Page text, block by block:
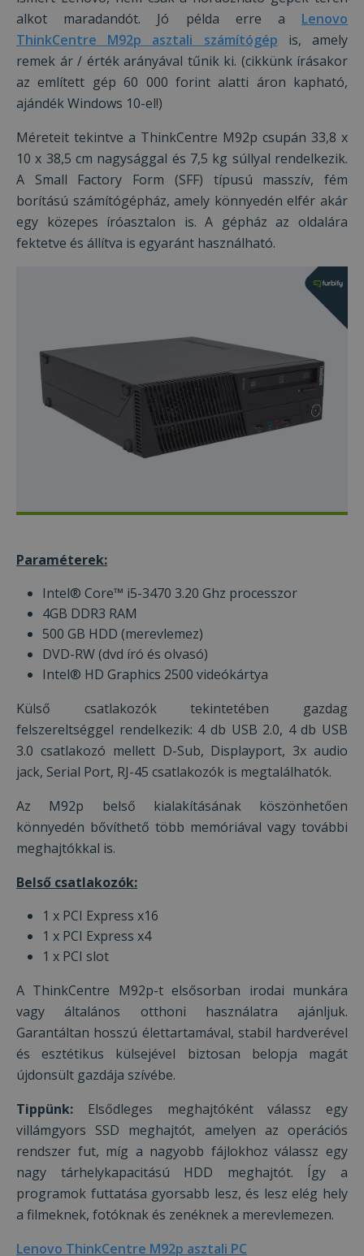
alkot maradandót. Jó példa erre a Lenovo
ThinkCentre M92p asztali számítógép is, amely
remek ár / érték arányával tűnik ki. (cikkünk írásakor
az említett gép 60 000 forint alatti áron kapható,
ajándék Windows 10-el!)
Méreteit tekintve a ThinkCentre M92p csupán 33,8 x
10 x 38,5 cm nagysággal és 7,5 kg súllyal rendelkezik.
A Small Factory Form (SFF) típusú masszív, fém
borítású számítógépház, amely könnyedén elfér akár
egy közepes íróasztalon is. A gépház az oldalára
fektetve és állítva is egyaránt használható.
Paraméterek:
Intel® Core™ i5-3470 3.20 Ghz processzor
4GB DDR3 RAM
500 GB HDD (merevlemez)
DVD-RW (dvd író és olvasó)
Intel® HD Graphics 2500 videókártya
Külső csatlakozók tekintetében gazdag
felszereltséggel rendelkezik: 4 db USB 2.0, 4 db USB
3.0 csatlakozó mellett D-Sub, Displayport, 3x audio
jack, Serial Port, RJ-45 csatlakozók is megtalálhatók.
Az M92p belső kialakításának köszönhetően
könnyedén bővíthető több memóriával vagy további
meghajtókkal is.
Belső csatlakozók:
1 x PCI Express x16
1 x PCI Express x4
1 x PCI slot
A ThinkCentre M92p-t elsősorban irodai munkára
vagy általános otthoni használatra ajánljuk.
Garantáltan hosszú élettartamával, stabil hardverével
és esztétikus külsejével biztosan belopja magát
újdonsült gazdája szívébe.
Tippünk: Elsődleges meghajtóként válassz egy
villámgyors SSD meghajtót, amelyen az operációs
rendszer fut, míg a nagyobb fájlokhoz válassz egy
nagy tárhelykapacitású HDD meghajtót. Így a
programok futtatása gyorsabb lesz, és lesz elég hely
a filmeknek, fotóknak és zenéknek a merevlemezen.
Lenovo ThinkCentre M92p asztali PC